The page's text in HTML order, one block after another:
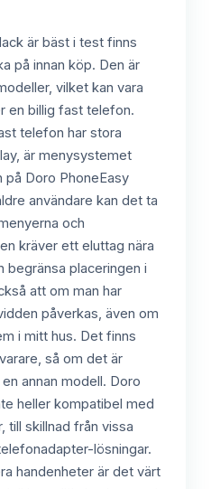
är bäst i test finns
på innan köp. Den är
vilket kan vara
en billig fast telefon.
telefon har stora
är menysystemet
på Doro PhoneEasy
användare kan det ta
och
kräver ett eluttag nära
placeringen i
att om man har
påverkas, även om
i mitt hus. Det finns
så om det är
annan modell. Doro
heller kompatibel med
till skillnad från vissa
lösningar.
handenheter är det värt